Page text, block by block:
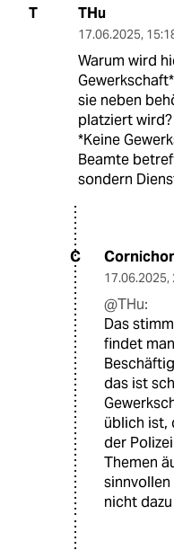
T THu
17.06.2025,
Warum wird
sie neben
platziert wird?
*Keine
Beamte
sondern
C
17.06.2025,
@THu:
Das
findet
das ist
üblich ist,
der
Themen
sinnvollen
nicht